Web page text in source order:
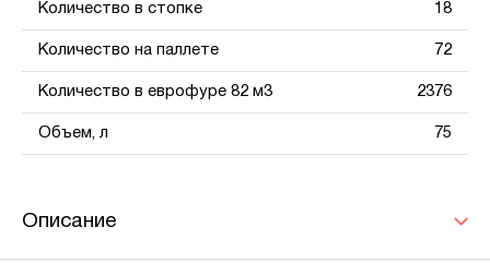
Количество в стопке 18
Количество на паллете 72
Количество в еврофуре 82 м3 2376
Объем, л 75
Описание